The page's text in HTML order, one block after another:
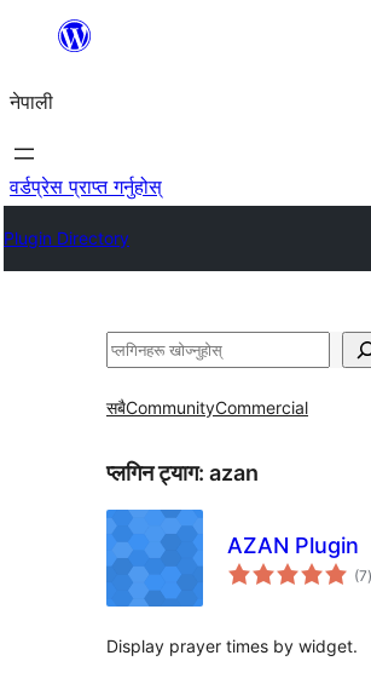
सामग्रीमा
नेपाली
वर्डप्रेस प्राप्त गर्नुहोस्
Plugin Directory
खोज्नुहोस्
सबैCommunityCommercial
प्लगिन ट्याग: azan
AZAN Plugin
(7)
Display prayer times by widget.